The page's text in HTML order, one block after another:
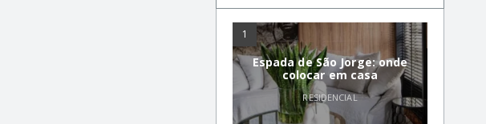
1
Espada de São Jorge: onde
colocar em casa
RESIDENCIAL